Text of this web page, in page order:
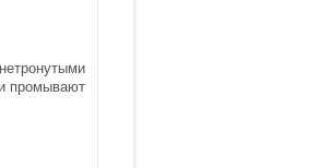
промывают